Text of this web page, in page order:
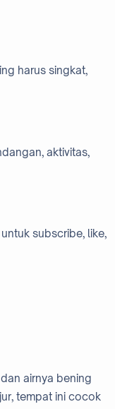
harus singkat,
aktivitas,
subscribe, like,
airnya bening
tempat ini cocok